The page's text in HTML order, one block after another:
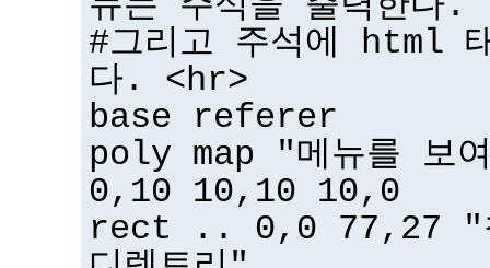
#그리고 주석에 html
다. <hr>
base referer
poly map "메뉴를 보
0,10 10,10 10,0
rect .. 0,0 77,27 "